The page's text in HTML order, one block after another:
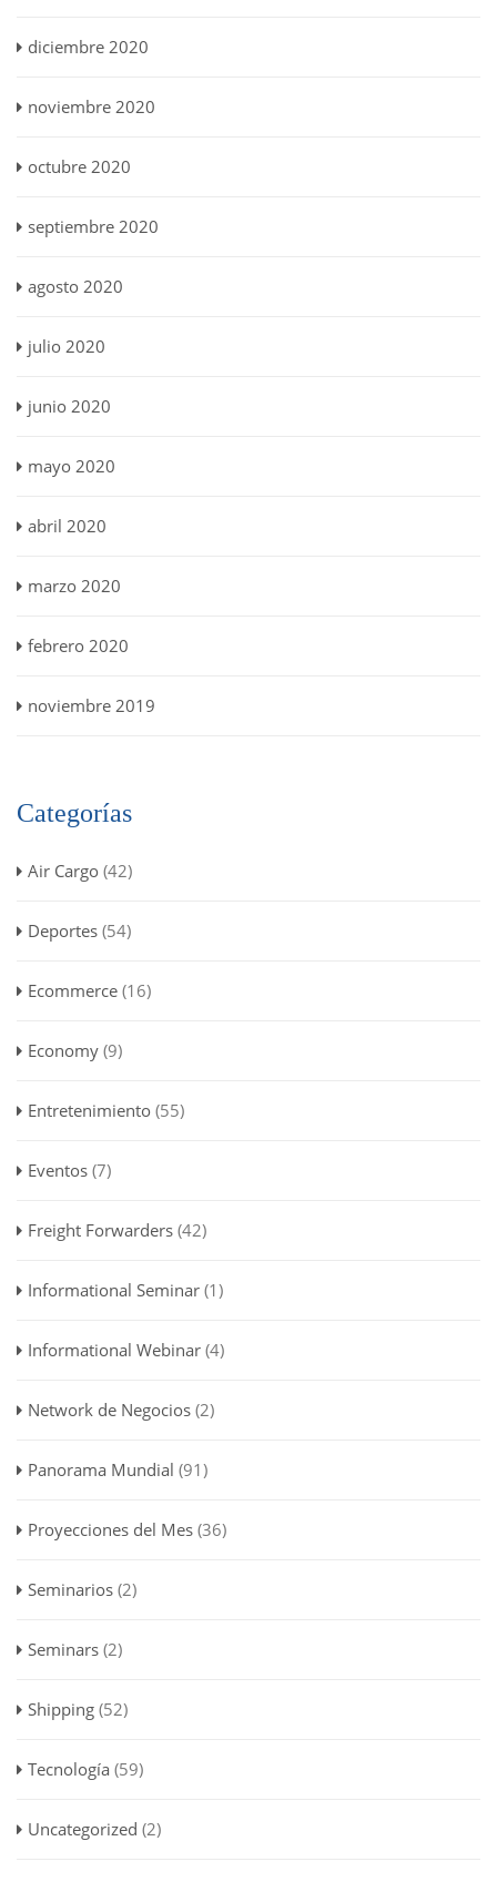
diciembre 2020
noviembre 2020
octubre 2020
septiembre 2020
agosto 2020
julio 2020
junio 2020
mayo 2020
abril 2020
marzo 2020
febrero 2020
noviembre 2019
Categorías
Air Cargo (42)
Deportes (54)
Ecommerce (16)
Economy (9)
Entretenimiento (55)
Eventos (7)
Freight Forwarders (42)
Informational Seminar (1)
Informational Webinar (4)
Network de Negocios (2)
Panorama Mundial (91)
Proyecciones del Mes (36)
Seminarios (2)
Seminars (2)
Shipping (52)
Tecnología (59)
Uncategorized (2)